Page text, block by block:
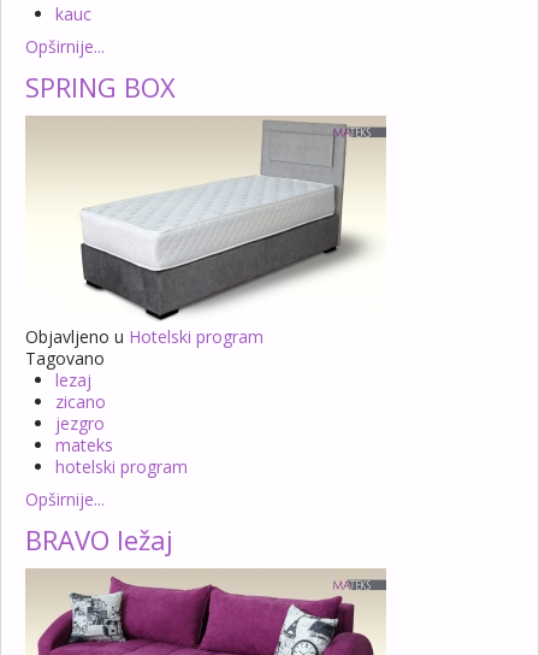
kauc
Opširnije...
SPRING BOX
Objavljeno u Hotelski program
Tagovano
lezaj
zicano
jezgro
mateks
hotelski program
Opširnije...
BRAVO ležaj